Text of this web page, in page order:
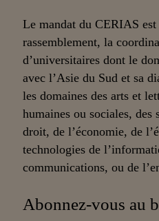
Le mandat du CERIAS
rassemblement, la
d’universitaires dont le
avec l’Asie du Sud et sa
les domaines des arts et
humaines ou sociales, des
droit, de l’économie, de
technologies de
communications, ou de
Abonnez-vous au